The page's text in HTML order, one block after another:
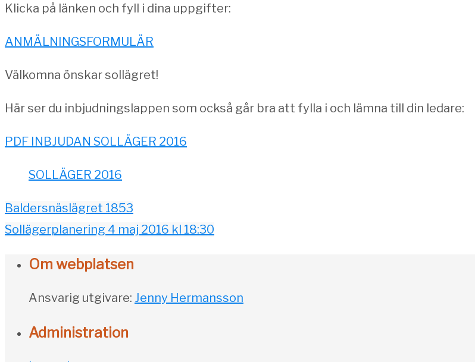
Klicka på länken och fyll i dina uppgifter:
ANMÄLNINGSFORMULÄR
Välkomna önskar sollägret!
Här ser du inbjudningslappen som också går bra att fylla i och lämna till din ledare:
PDF INBJUDAN SOLLÄGER 2016
SOLLÄGER 2016
Baldersnäslägret 1853
Sollägerplanering 4 maj 2016 kl 18:30
Om webplatsen
Ansvarig utgivare: Jenny Hermansson
Administration